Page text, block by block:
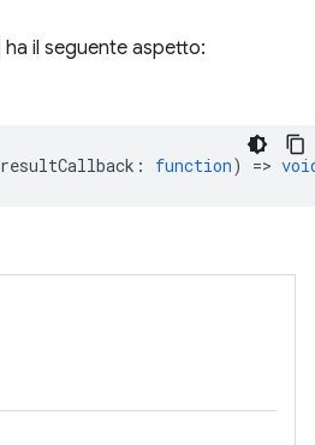
ha il seguente aspetto:
resultCallback : function) =>